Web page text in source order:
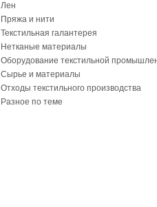
Лен
Пряжа и нити
Текстильная галантерея
Нетканые материалы
Оборудование текстильной
Сырье и материалы
Отходы текстильного производства
Разное по теме